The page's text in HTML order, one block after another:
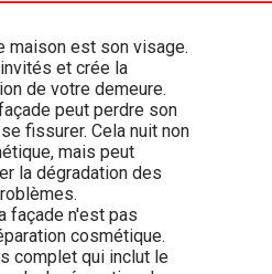
maison est son visage.
et crée la
de votre demeure.
peut perdre son
fissurer. Cela nuit non
mais peut
la dégradation des
façade n'est pas
cosmétique.
complet qui inclut le